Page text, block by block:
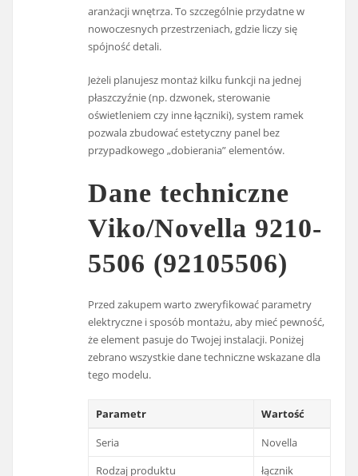
aranżacji wnętrza. To szczególnie przydatne w
nowoczesnych przestrzeniach, gdzie liczy się
spójność detali.
Jeżeli planujesz montaż kilku funkcji na jednej
płaszczyźnie (np. dzwonek, sterowanie
oświetleniem czy inne łączniki), system ramek
pozwala zbudować estetyczny panel bez
przypadkowego „dobierania” elementów.
Dane techniczne
Viko/Novella 9210-
5506 (92105506)
Przed zakupem warto zweryfikować parametry
elektryczne i sposób montażu, aby mieć pewność,
że element pasuje do Twojej instalacji. Poniżej
zebrano wszystkie dane techniczne wskazane dla
tego modelu.
Parametr
Wartość
Seria
Novella
Rodzaj produktu
łącznik